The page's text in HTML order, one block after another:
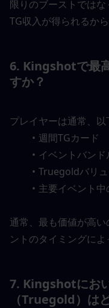
限りのブーストでは
TG収入が得られるから
6. Kingshotで最
すか？
プレイヤーは通常、以
週間TGカード
イベントバンド
Truegoldバリ
主要イベント
通常、最も価値が高
ントのタイミングによ
7. Kingshotにお
（Truegold）は